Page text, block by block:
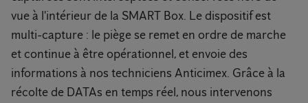
vue à l'intérieur de la SMART Box. Le dispositif est
multi-capture : le piège se remet en ordre de marche
et continue à être opérationnel, et envoie des
informations à nos techniciens Anticimex. Grâce à la
récolte de DATAs en temps réel, nous intervenons